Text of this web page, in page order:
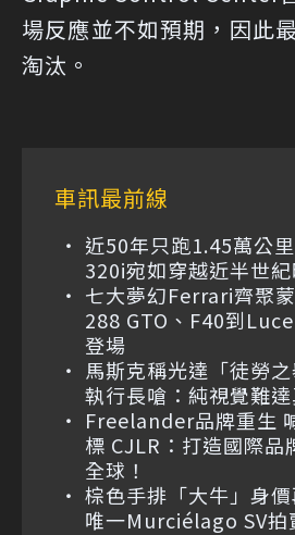
場反應並不如預期，因此
淘汰。
車訊最前線
近50年只跑1.45萬公
320i宛如穿越近半世
七大夢幻Ferrari齊聚
288 GTO、F40到
登場
馬斯克稱光達「徒勞
執行長嗆：純視覺難
Freelander品牌重生
標 CJLR：打造國際品
全球！
棕色手排「大牛」身
唯一Murciélago SV拍